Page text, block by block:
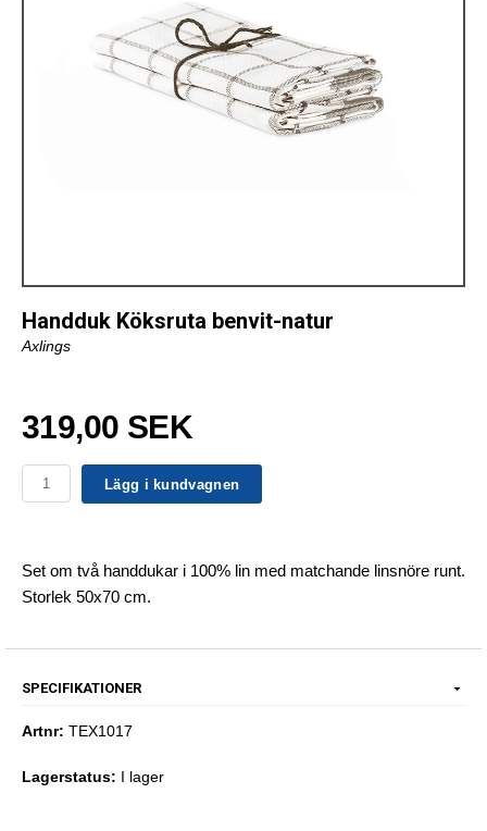
Handduk Köksruta benvit-natur
Axlings
319,00 SEK
Lägg i kundvagnen
Set om två handdukar i 100% lin med matchande linsnöre runt.
Storlek 50x70 cm.
SPECIFIKATIONER
Artnr: TEX1017
Lagerstatus: I lager